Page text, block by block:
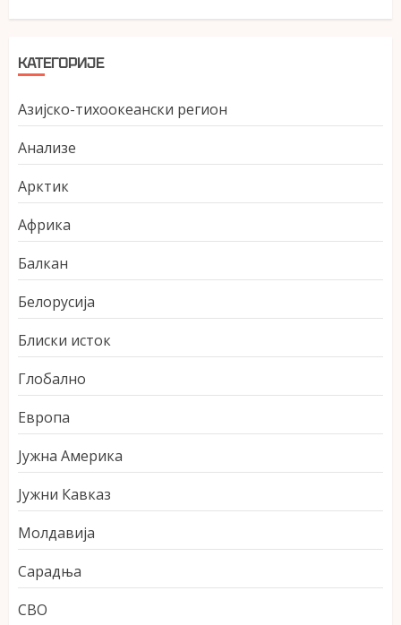
КАТЕГОРИЈЕ
Азијско-тихоокеански регион
Анализе
Арктик
Африка
Балкан
Белорусија
Блиски исток
Глобално
Европа
Јужна Америка
Јужни Кавказ
Молдавија
Сарадња
СВО